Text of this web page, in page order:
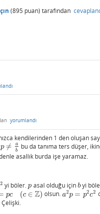
(895 puan) tarafından
yorumlandı
kendilerinden 1 den oluşan
p ≠
a
b
p≠ab
bu da tanıma ters düşer,
asallık burda işe yaramaz.
2
2 yi böler.p
pasal olduğu için b
byi
pc (c ∈ Z)
p c(c∈ ) olsun.a2p = p2c2
a2p=p2c2
Çelişki.